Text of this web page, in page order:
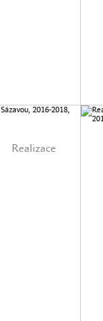
Realizace